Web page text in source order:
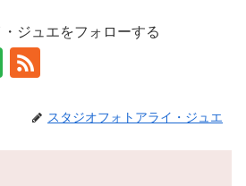
ジュエをフォローする
スタジオフォトアライ・ジュエ